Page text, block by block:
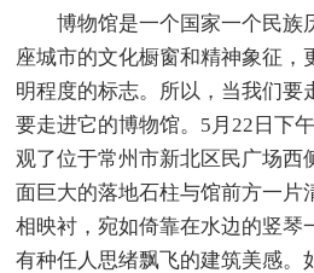
博物馆是一个国家一个民族
座城市的文化橱窗和精神象征，
明程度的标志。所以，当我们要
要走进它的博物馆。5月22日下
观了位于常州市新北区民广场西
面巨大的落地石柱与馆前方一片
相映衬，宛如倚靠在水边的竖琴
有种任人思绪飘飞的建筑美感。